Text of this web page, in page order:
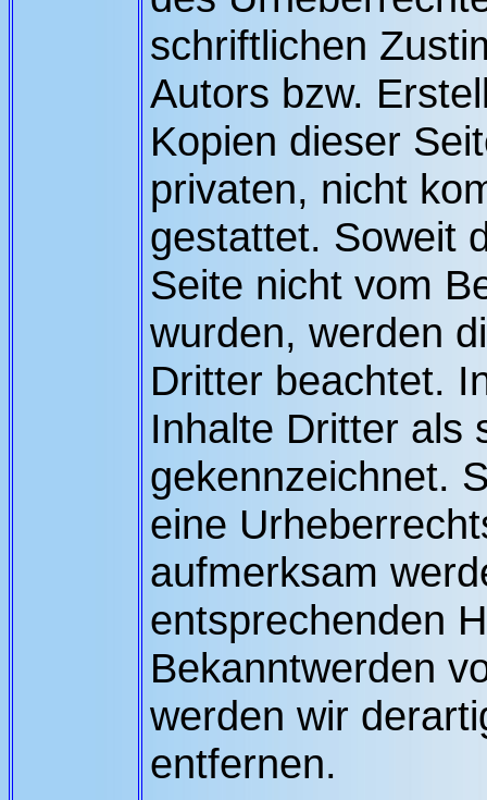
schriftlichen
Autors bzw.
Kopien dieser
privaten, nicht
gestattet. Soweit
Seite nicht vom
wurden, werden
Dritter beachtet.
Inhalte Dritter als
gekennzeichnet.
eine
aufmerksam
entsprechenden
Bekanntwerden
werden wir
entfernen.